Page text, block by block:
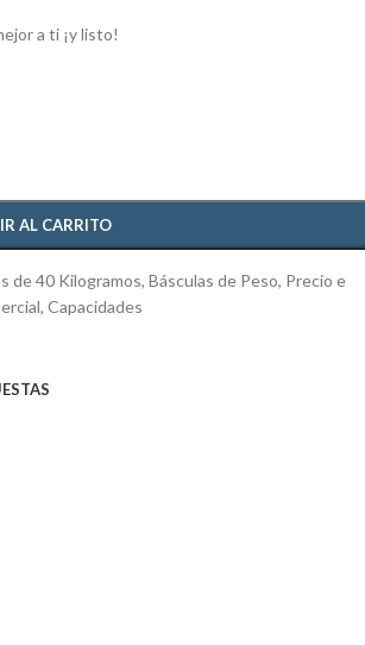
a ti ¡y listo!
AL CARRITO
de 40 Kilogramos, Básculas de Peso, Precio e
, Capacidades